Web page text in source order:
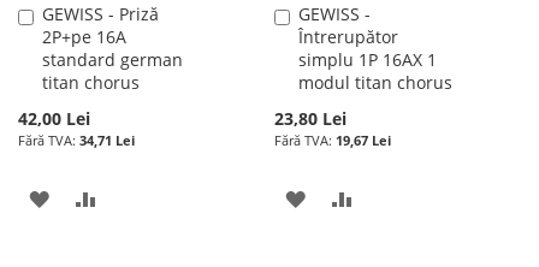
GEWISS - Priză
2P+pe 16A
standard german
titan chorus
42,00 Lei
34,71 Lei
Adauga
în
cos
ADAUGATI
GEWISS -
Întrerupător
simplu 1P 16AX 1
modul titan chorus
23,80 Lei
19,67 Lei
Adauga
în
cos
ADAUGATI